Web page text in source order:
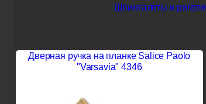
Шпингалеты и ригеля
Дверная ручка на планке Salice Paolo
"Varsavia" 4346